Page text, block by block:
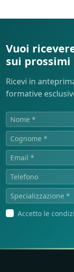
Vuoi
sui prossimi
Ricevi in
formative
Accetto le